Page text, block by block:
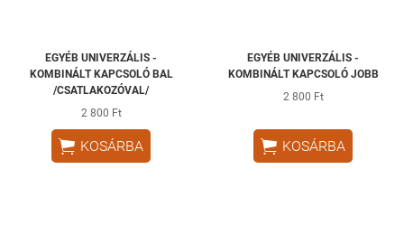
EGYÉB UNIVERZÁLIS -
KOMBINÁLT KAPCSOLÓ BAL
/CSATLAKOZÓVAL/
2 800 Ft
 KOSÁRBA
EGYÉB UNIVERZÁLIS -
KOMBINÁLT KAPCSOLÓ JOBB
2 800 Ft
 KOSÁRBA